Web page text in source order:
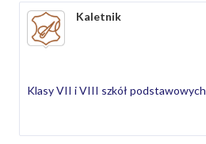
Kaletnik
Klasy VII i VIII szkół podstawowych